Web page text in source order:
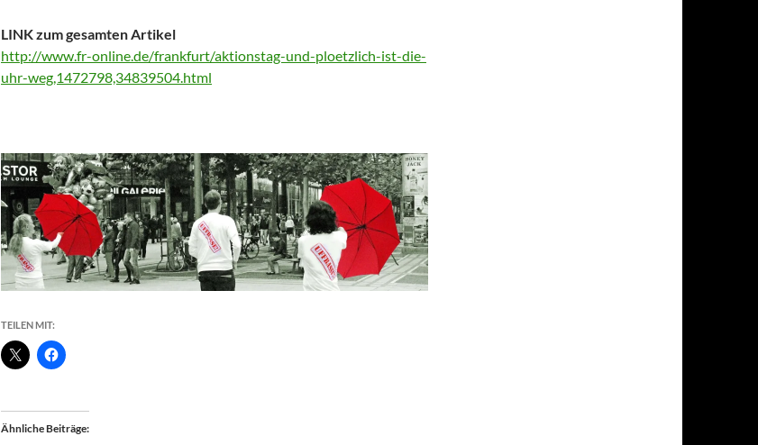
LINK zum gesamten Artikel
http://www.fr-online.de/frankfurt/aktionstag-und-ploetzlich-ist-die-
uhr-weg,1472798,34839504.html
TEILEN MIT:
Ähnliche Beiträge